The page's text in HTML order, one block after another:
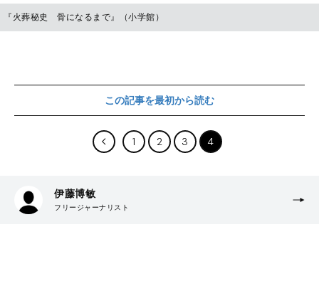
『火葬秘史 骨になるまで』（小学館）
この記事を最初から読む
1 2 3 4
伊藤博敏
フリージャーナリスト